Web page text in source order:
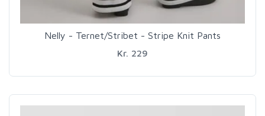
Nelly - Ternet/Stribet - Stripe Knit Pants
Kr. 229